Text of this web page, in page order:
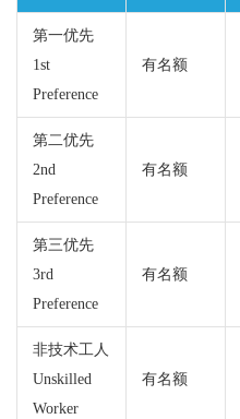
第一优先
1st
Preference
有名额
第二优先
2nd
Preference
有名额
第三优先
3rd
Preference
有名额
非技术工人
Unskilled
Worker
有名额